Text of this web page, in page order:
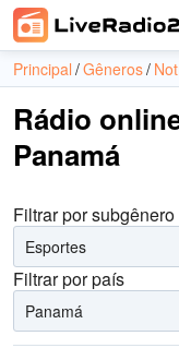
Principal Gêneros
Rádio
Panamá
Filtrar por subgênero
Esportes
Filtrar por país
Panamá